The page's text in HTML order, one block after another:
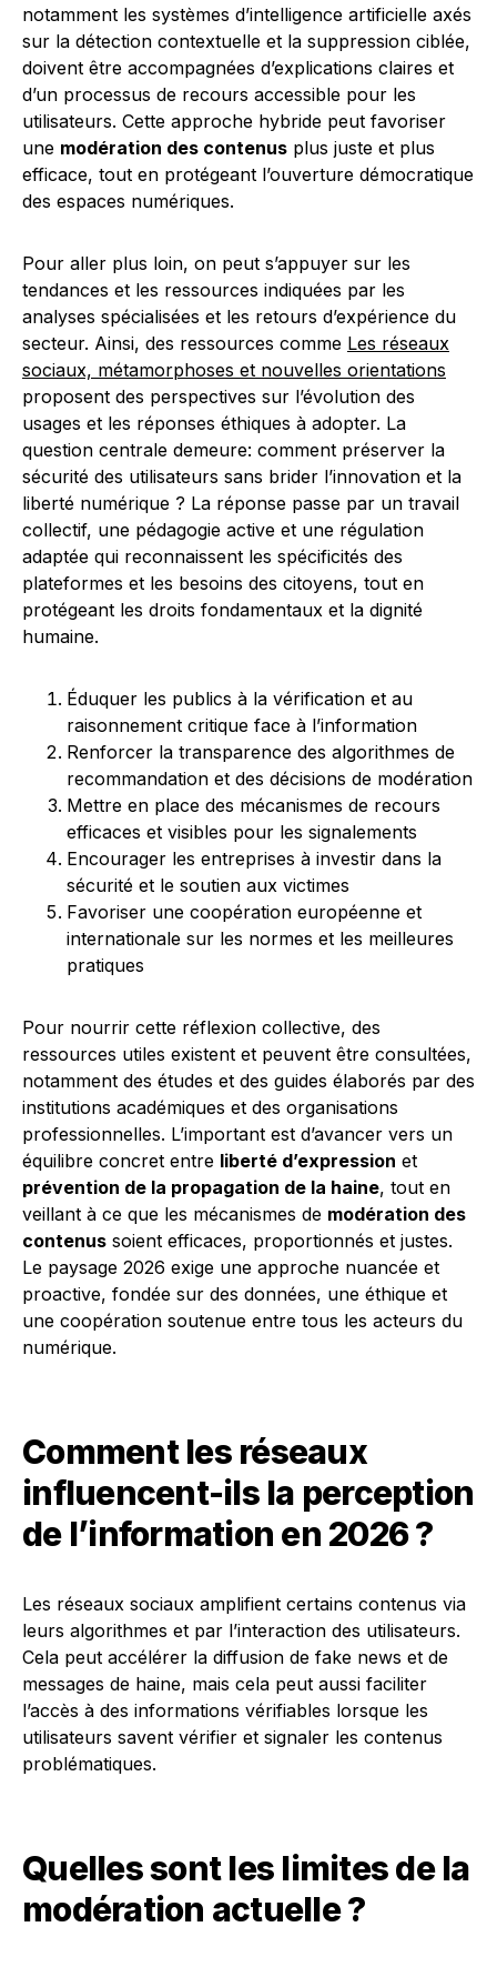
notamment les systèmes d’intelligence artificielle axés
sur la détection contextuelle et la suppression ciblée,
doivent être accompagnées d’explications claires et
d’un processus de recours accessible pour les
utilisateurs. Cette approche hybride peut favoriser
une modération des contenus plus juste et plus
efficace, tout en protégeant l’ouverture démocratique
des espaces numériques.
Pour aller plus loin, on peut s’appuyer sur les
tendances et les ressources indiquées par les
analyses spécialisées et les retours d’expérience du
secteur. Ainsi, des ressources comme Les réseaux
sociaux, métamorphoses et nouvelles orientations
proposent des perspectives sur l’évolution des
usages et les réponses éthiques à adopter. La
question centrale demeure: comment préserver la
sécurité des utilisateurs sans brider l’innovation et la
liberté numérique ? La réponse passe par un travail
collectif, une pédagogie active et une régulation
adaptée qui reconnaissent les spécificités des
plateformes et les besoins des citoyens, tout en
protégeant les droits fondamentaux et la dignité
humaine.
Éduquer les publics à la vérification et au
raisonnement critique face à l’information
Renforcer la transparence des algorithmes de
recommandation et des décisions de modération
Mettre en place des mécanismes de recours
efficaces et visibles pour les signalements
Encourager les entreprises à investir dans la
sécurité et le soutien aux victimes
Favoriser une coopération européenne et
internationale sur les normes et les meilleures
pratiques
Pour nourrir cette réflexion collective, des
ressources utiles existent et peuvent être consultées,
notamment des études et des guides élaborés par des
institutions académiques et des organisations
professionnelles. L’important est d’avancer vers un
équilibre concret entre liberté d’expression et
prévention de la propagation de la haine, tout en
veillant à ce que les mécanismes de modération des
contenus soient efficaces, proportionnés et justes.
Le paysage 2026 exige une approche nuancée et
proactive, fondée sur des données, une éthique et
une coopération soutenue entre tous les acteurs du
numérique.
Comment les réseaux
influencent-ils la perception
de l’information en 2026 ?
Les réseaux sociaux amplifient certains contenus via
leurs algorithmes et par l’interaction des utilisateurs.
Cela peut accélérer la diffusion de fake news et de
messages de haine, mais cela peut aussi faciliter
l’accès à des informations vérifiables lorsque les
utilisateurs savent vérifier et signaler les contenus
problématiques.
Quelles sont les limites de la
modération actuelle ?